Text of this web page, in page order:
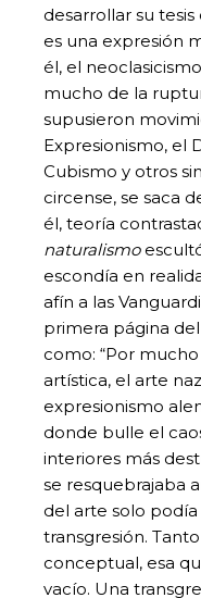
desarrollar su
es una expresión
él, el
mucho de la
supusieron
Expresionismo, el
Cubismo y otros
circense, se saca
él, teoría
naturalismo
escondía en
afín a las
primera página
como: “Por
artística, el arte
expresionismo
donde bulle el
interiores más
se resquebrajaba
del arte solo
transgresión.
conceptual, esa
vacío. Una